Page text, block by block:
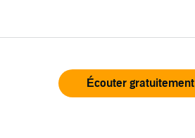
Écouter gratuitement